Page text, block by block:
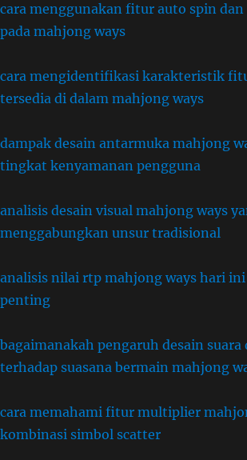
cara menggunakan fitur auto spin
pada mahjong ways
cara mengidentifikasi karakteristik
tersedia di dalam mahjong ways
dampak desain antarmuka mahjong
tingkat kenyamanan pengguna
analisis desain visual mahjong ways
menggabungkan unsur tradisional
analisis nilai rtp mahjong ways hari ini
penting
bagaimanakah pengaruh desain
terhadap suasana bermain mahjong
cara memahami fitur multiplier
kombinasi simbol scatter